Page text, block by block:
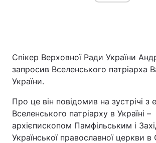
Головна Війна
Україна Політика
Спікер Верховної Ради України
запросив Вселенського патріарха
України.
Про це він повідомив на зустрічі з
Вселенського патріарху в Україні –
архієпископом Памфільським і
Української православної церкви